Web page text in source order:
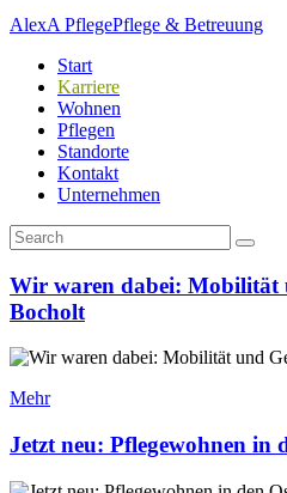
AlexA PflegePflege & Betreuung
Start
Karriere
Wohnen
Pflegen
Standorte
Kontakt
Unternehmen
Wir waren dabei: Mobilität
Bocholt
Mehr
Jetzt neu: Pflegewohnen in